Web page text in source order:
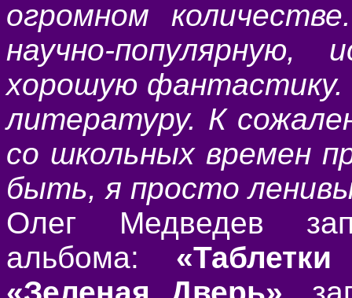
огромном
научно-популярную,
хорошую фантастику.
литературу. К
со школьных времен
быть, я просто
Олег Медведев
альбома: